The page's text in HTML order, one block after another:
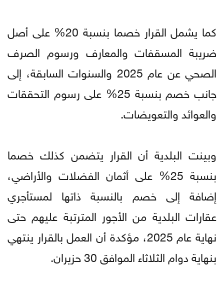
كما يشمل القرار خصما بنسبة 20% على أصل
ضريبة المسقفات والمعارف ورسوم الصرف
الصحي عن عام 2025 والسنوات السابقة، إلى
جانب خصم بنسبة 25% على رسوم التحققات
والعوائد والتعويضات.
وبينت البلدية أن القرار يتضمن كذلك خصما
بنسبة 25% على أثمان الفضلات والأراضي،
إضافة إلى خصم بالنسبة ذاتها لمستأجري
عقارات البلدية من الأجور المترتبة عليهم حتى
نهاية عام 2025، مؤكدة أن العمل بالقرار ينتهي
بنهاية دوام الثلاثاء الموافق 30 حزيران.